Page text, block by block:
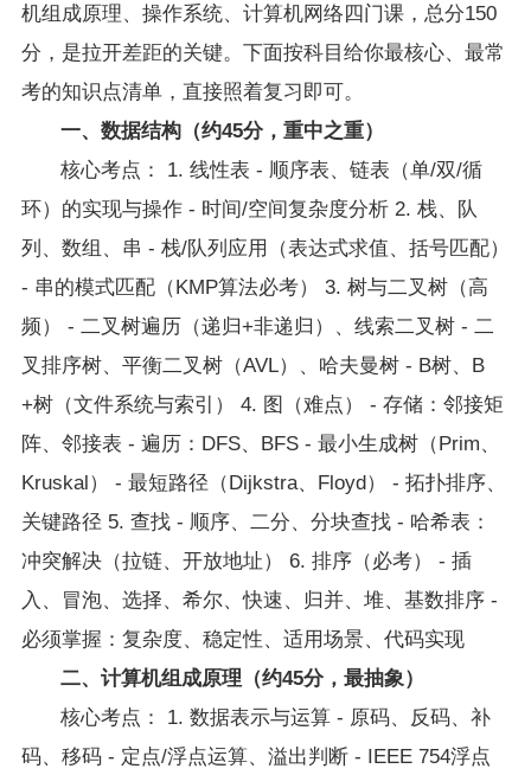
机组成原理、操作系统、计算机网络四门课，总分150
分，是拉开差距的关键。下面按科目给你最核心、最常
考的知识点清单，直接照着复习即可。
一、数据结构（约45分，重中之重）
核心考点： 1. 线性表 - 顺序表、链表（单/双/循
环）的实现与操作 - 时间/空间复杂度分析 2. 栈、队
列、数组、串 - 栈/队列应用（表达式求值、括号匹配）
- 串的模式匹配（KMP算法必考） 3. 树与二叉树（高
频） - 二叉树遍历（递归+非递归）、线索二叉树 - 二
叉排序树、平衡二叉树（AVL）、哈夫曼树 - B树、B
+树（文件系统与索引） 4. 图（难点） - 存储：邻接矩
阵、邻接表 - 遍历：DFS、BFS - 最小生成树（Prim、
Kruskal） - 最短路径（Dijkstra、Floyd） - 拓扑排序、
关键路径 5. 查找 - 顺序、二分、分块查找 - 哈希表：
冲突解决（拉链、开放地址） 6. 排序（必考） - 插
入、冒泡、选择、希尔、快速、归并、堆、基数排序 -
必须掌握：复杂度、稳定性、适用场景、代码实现
二、计算机组成原理（约45分，最抽象）
核心考点： 1. 数据表示与运算 - 原码、反码、补
码、移码 - 定点/浮点运算、溢出判断 - IEEE 754浮点